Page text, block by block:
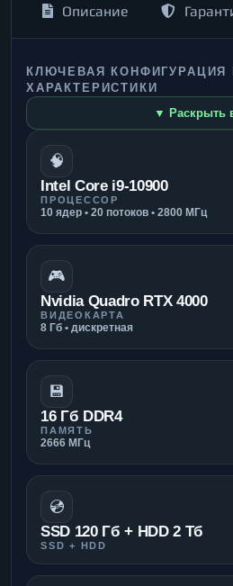
Описание
КЛЮЧЕВАЯ КОНФИГУРАЦИЯ
ХАРАКТЕРИСТИКИ
▼ Раскрыть
🧠
Intel Core i9-10900
ПРОЦЕССОР
10 ядер • 20 потоков • 2800 МГц
🎮
Nvidia Quadro RTX 4000
ВИДЕОКАРТА
8 Гб • дискретная
💾
16 Гб DDR4
ПАМЯТЬ
2666 МГц
💿
SSD 120 Гб + HDD 2 Тб
SSD + HDD